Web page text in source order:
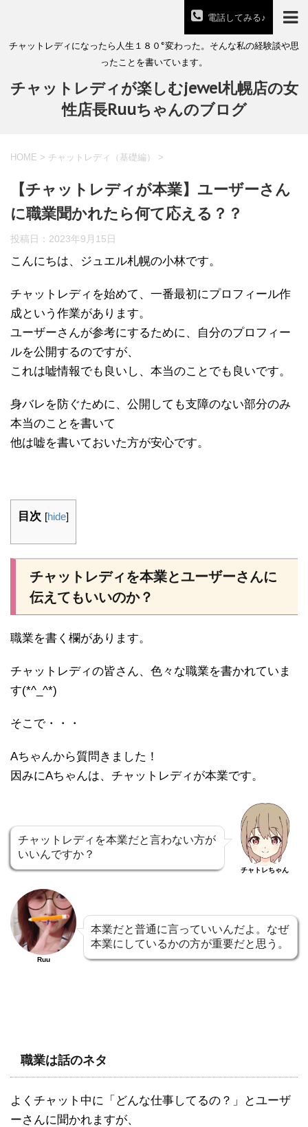
電話してみる♪
チャットレディになったら人生１８０°変わった。そんな私の経験談や思
ったことを書いています。
チャットレディが楽しむjewel札幌店の女
性店長Ruuちゃんのブログ
HOME > チャットレディ（基礎編） >
【チャットレディが本業】ユーザーさん
に職業聞かれたら何て応える？？
投稿日： 2023年9月15日
こんにちは、ジュエル札幌の小林です。
チャットレディを始めて、一番最初にプロフィール作
成という作業があります。
ユーザーさんが参考にするために、自分のプロフィー
ルを公開するのですが、
これは嘘情報でも良いし、本当のことでも良いです。
身バレを防ぐために、公開しても支障のない部分のみ
本当のことを書いて
他は嘘を書いておいた方が安心です。
目次 [hide]
チャットレディを本業とユーザーさんに
伝えてもいいのか？
職業を書く欄があります。
チャットレディの皆さん、色々な職業を書かれていま
す(*^_^*)
そこで・・・
Aちゃんから質問きました！
因みにAちゃんは、チャットレディが本業です。
チャットレディを本業だと言わない方が
いいんですか？
チャトレちゃん
Ruu
本業だと普通に言っていいんだよ。なぜ
本業にしているかの方が重要だと思う。
職業は話のネタ
よくチャット中に「どんな仕事してるの？」とユーザ
ーさんに聞かれますが、